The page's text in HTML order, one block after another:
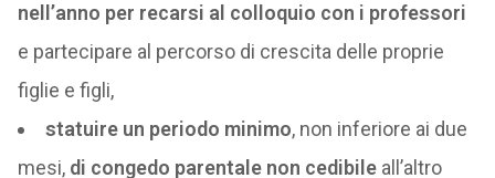
nell’anno per recarsi al colloquio con i professori
e partecipare al percorso di crescita delle proprie
figlie e figli,
statuire un periodo minimo, non inferiore ai due
mesi, di congedo parentale non cedibileall’altro